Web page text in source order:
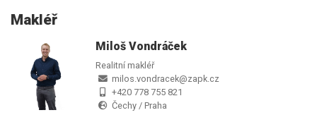
Makléř
Miloš Vondráček
Realitní makléř
milos.vondracek@zapk.cz
+420 778 755 821
Čechy / Praha